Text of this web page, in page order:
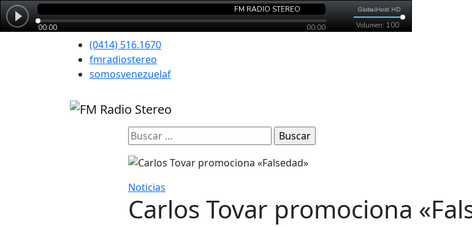
(0414) 516.1670
fmradiostereo
somosvenezuelaf
Buscar:
Noticias
Carlos Tovar promociona